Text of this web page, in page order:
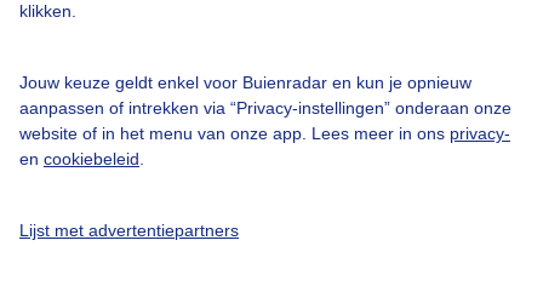
klikken.
Jouw keuze geldt enkel voor Buienradar en kun je opnieuw
aanpassen of intrekken via “Privacy-instellingen” onderaan onze
website of in het menu van onze app. Lees meer in ons privacy-
en cookiebeleid
Lijst met advertentiepartners
Privacy beleid
Privacy instellingen
Gratis weerdata
Buienradar